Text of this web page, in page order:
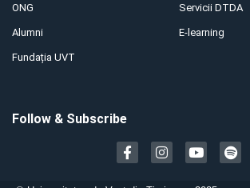
ONG
Alumni
Fundația UVT
Servicii DTDA
E-learning
Follow & Subscribe